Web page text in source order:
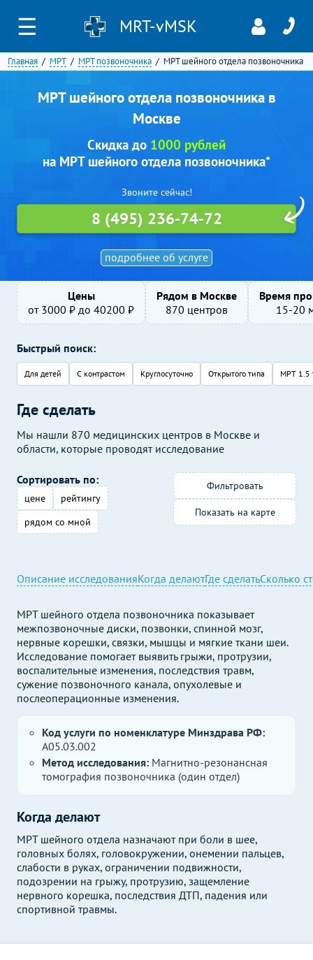
☰ MRT-vMSK
Главная МРТ МРТ позвоночника МРТ шейного отдела позвоночника
МРТ шейного отдела позвоночника в
Москве
подробнее об услуге
Скидка до 1000 рублей
на МРТ шейного отдела позвоночника*
Звоните сейчас!
8 (495) 236-74-72
Цены
от 3000 ₽ до 40200 ₽
Рядом в Москве
870 центров
Время
15-20
Быстрый поиск:
Для детей С контрастом Круглосуточно Открытого типа МРТ 1.5
Где сделать
Мы нашли 870 медицинских центров в Москве и
области, которые проводят исследование
Сортировать по:
цене
рейтингу
рядом со мной
Фильтровать
Показать на карте
Описание исследованияКогда делаютГде сделатьСколько
МРТ шейного отдела позвоночника показывает
межпозвоночные диски, позвонки, спинной мозг,
нервные корешки, связки, мышцы и мягкие ткани шеи.
Исследование помогает выявить грыжи, протрузии,
воспалительные изменения, последствия травм,
сужение позвоночного канала, опухолевые и
послеоперационные изменения.
Код услуги по номенклатуре Минздрава РФ:
A05.03.002
Метод исследования: Магнитно-резонансная
томография позвоночника (один отдел)
Когда делают
МРТ шейного отдела назначают при боли в шее,
головных болях, головокружении, онемении пальцев,
слабости в руках, ограничении подвижности,
подозрении на грыжу, протрузию, защемление
нервного корешка, последствия ДТП, падения или
спортивной травмы.